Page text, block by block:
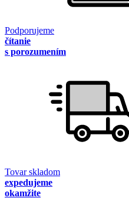
Podporujeme
čítanie
s porozumením
Tovar skladom
expedujeme
okamžite